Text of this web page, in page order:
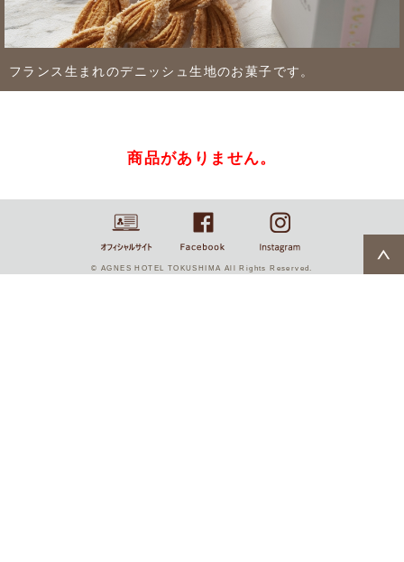
フランス生まれのデニッシュ生地のお菓子です。
商品がありません。
© AGNES HOTEL TOKUSHIMA All Rights Reserved.